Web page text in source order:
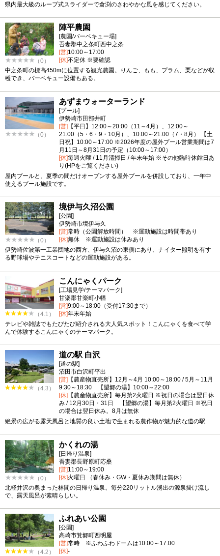
県内最大級のループ式スライダーで倉渕のさわやかな風を感じてください。
（0）
陣平農園
[農園/バーベキュー場]
吾妻郡中之条町西中之条
[営]10:00～17:00
[休]不定休 ※要確認
中之条町の標高450mに位置する観光農園。りんご、もも、プラム、栗などが収
穫でき、バーベキュー設備もある。
（0）
あずまウォーターランド
[プール]
伊勢崎市田部井町
[営] 【平日】12:00～20:00（11～4月）、12:00～
21:00（5・6・9・10月）、10:00～21:00（7・8月） 【土
日祝】10:00～17:00 ※2026年度の屋外プール営業期間は7
月11日～8月31日の予定（10:00～17:00）
[休]毎週火曜 / 11月清掃日 / 年末年始 ※その他臨時休館日あ
り(HPをご覧ください)
屋内プールと、夏季の間だけオープンする屋外プールを併設しており、一年中
使えるプール施設です。
（0）
境伊与久沼公園
[公園]
伊勢崎市境伊与久
[営]常時（公園解放時間） ※運動施設は時間帯あり
[休]無休 ※運動施設は休みあり
伊勢崎佐波第一工業団地の西方、伊与久沼の東側にあり、ナイター照明を有す
る野球場やテニスコートなどの運動施設がある。
（4.1）
こんにゃくパーク
[工場見学/テーマパーク]
甘楽郡甘楽町小幡
[営]9:00～18:00（受付17:30まで）
[休]年末年始
テレビや雑誌でもたびたび紹介される大人気スポット！こんにゃくを食べて学
んで体験するこんにゃくのテーマパーク。
（4.3）
道の駅 白沢
[道の駅]
沼田市白沢町平出
[営] 【農産物直売所】12月～4月 10:00～18:00 / 5月～11月
9:30～18:30 【望郷の湯】10:00～22:00
[休] 【農産物直売所】毎月第2火曜日 ※祝日の場合は翌日休
み / 12月30日・31日 【望郷の湯】毎月第2火曜日 ※祝日
の場合は翌日休み。8月は無休
絶景の広がる露天風呂と地質の良い土地で生まれる農作物が魅力的な道の駅
（0）
かくれの湯
[日帰り温泉]
吾妻郡長野原町応桑
[営]11:00～19:00
[休]火曜日 （春休み・GW・夏休み期間は無休）
北軽井沢の奥まった林間の日帰り温泉。毎分220リットル湧出の源泉掛け流し
で、露天風呂が素晴らしい。
（4.2）
ふれあい公園
[公園]
高崎市箕郷町西明屋
[営]常時 ※ふわふわドームは10:00～17:00
[休]-